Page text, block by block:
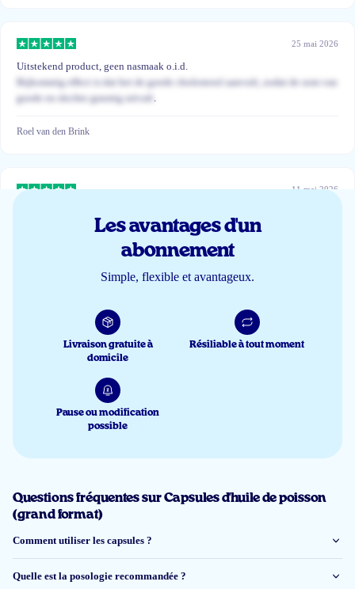
25 mai 2026
Uitstekend product, geen nasmaak o.i.d.
Bijkomstig effect is dat het de goede cholesterol aanvult, zodat de som van
goede en slechte gunstig uitvalt .
Roel van den Brink
11 mai 2026
Omega 3 van goede kwaliteit. Alles was goed verpakt en werd op tijd
Zo duurzaam als mogelijk engoed voor mijn gezondheid. Is extra
S de Bruin
22 mars 2026
Les avantages d'un
abonnement
Simple, flexible et avantageux.
Livraison gratuite à
domicile
Résiliable à tout moment
Pause ou modification
possible
Questions fréquentes sur Capsules d'huile de poisson
(grand format)
Comment utiliser les capsules ?
Quelle est la posologie recommandée ?